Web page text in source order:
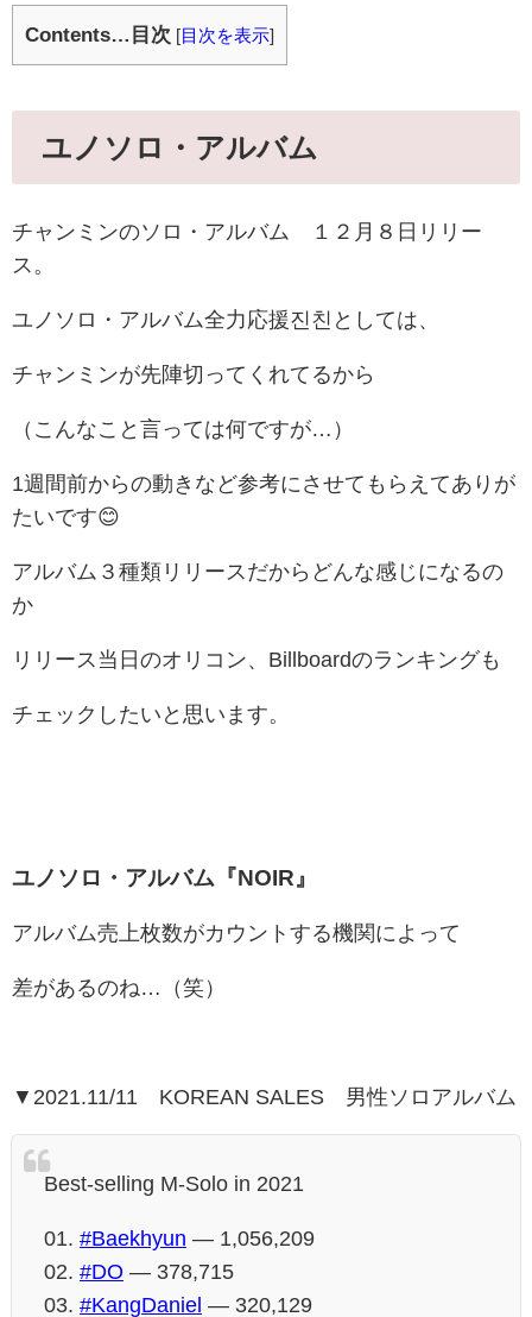
Contents…目次 [ 目次を表示]
ユノソロ・アルバム
チャンミンのソロ・アルバム １２月８日リリー
ス。
ユノソロ・アルバム全力応援진친としては、
チャンミンが先陣切ってくれてるから
（こんなこと言っては何ですが…）
1週間前からの動きなど参考にさせてもらえてありが
たいです😊
アルバム３種類リリースだからどんな感じになるの
か
リリース当日のオリコン、Billboardのランキングも
チェックしたいと思います。
ユノソロ・アルバム『NOIR』
アルバム売上枚数がカウントする機関によって
差があるのね…（笑）
▼2021.11/11 KOREAN SALES 男性ソロアルバム
Best-selling M-Solo in 2021
01. #Baekhyun — 1,056,209
02. #DO — 378,715
03. #KangDaniel — 320,129